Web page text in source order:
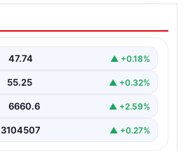
haftalık performansı
finans piyasalarında
47.74 ▲ +0.18%
55.25 ▲ +0.32%
6660.6 ▲ +2.59%
3104507 ▲ +0.27%